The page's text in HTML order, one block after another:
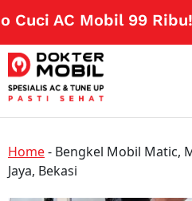
AC Mobil 99 Ribu!
Home- Bengkel Mobil Matic,
Jaya, Bekasi